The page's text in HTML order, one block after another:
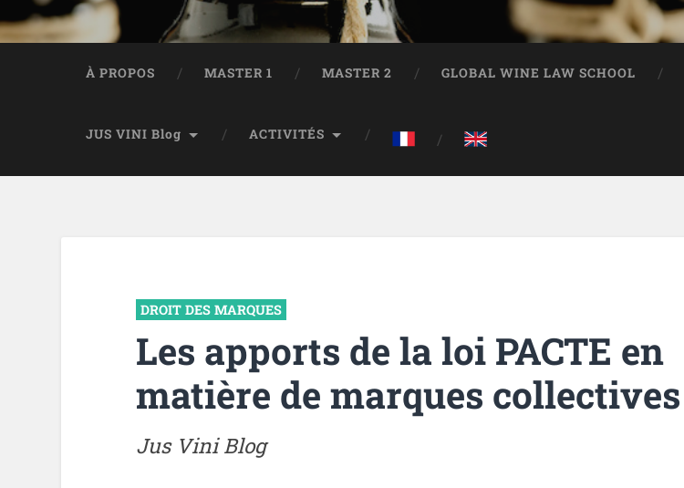
À PROPOS MASTER 1 MASTER 2 GLOBAL WINE LAW SCHOOL
JUS VINI Blog ACTIVITÉS
DROIT DES MARQUES
Les apports de la loi PACTE en
matière de marques collectives
Jus Vini Blog